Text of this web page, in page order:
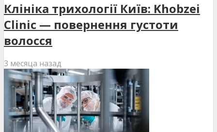
Клініка трихології Київ: Khobzei
Clinic — повернення густоти
волосся
3 месяца назад